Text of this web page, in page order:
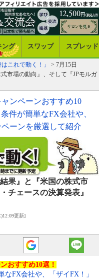
ング スワップ スプレッド
これで動く！」
> 7月15日
市場の動向』、そして『JPモルガ
ンペーンおすすめ10
件が簡単なFX会社や、
ーンを厳選して紹介
果』と『米国の株式市
チェースの決算発表』
更新]
おすすめ10選！
FX会社や、「ザイFX！」